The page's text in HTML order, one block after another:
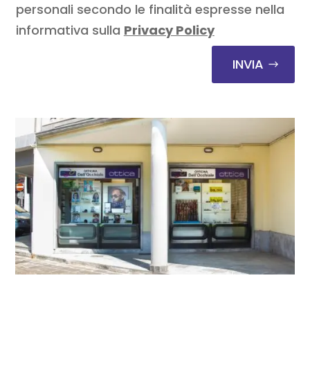
personali secondo le finalità espresse nella
informativa sulla Privacy Policy
INVIA